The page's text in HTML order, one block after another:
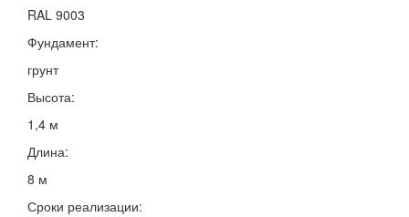
RAL 9003
Фундамент:
грунт
Высота:
1,4 м
Длина:
8 м
Сроки реализации: